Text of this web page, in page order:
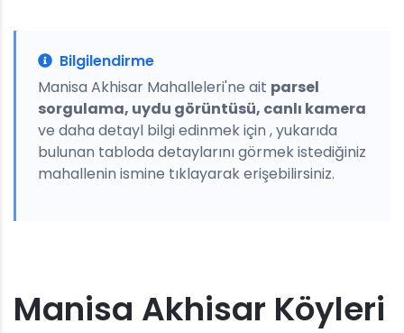
Bilgilendirme
Manisa Akhisar Mahalleleri'ne ait parsel
sorgulama, uydu görüntüsü, canlı kamera
ve daha detayl bilgi edinmek için , yukarıda
bulunan tabloda detaylarını görmek istediğiniz
mahallenin ismine tıklayarak erişebilirsiniz.
Manisa Akhisar Köyleri